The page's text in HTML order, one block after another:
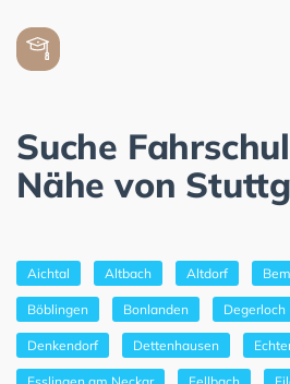
Suche
Nähe von
Aichtal Altbach Altdorf
Böblingen Bonlanden Degerloch
Denkendorf Dettenhausen